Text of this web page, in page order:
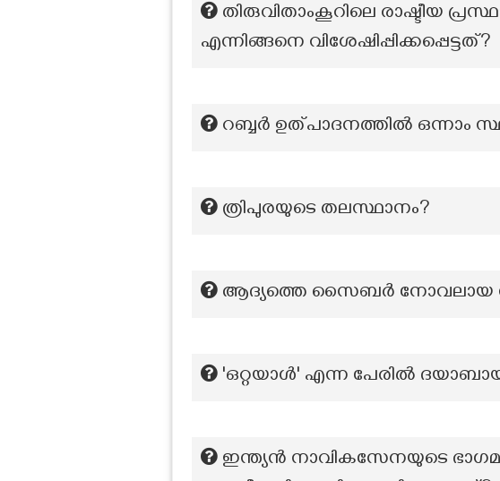
തിരുവിതാംകൂറിലെ രാഷ്ടീയ
എന്നിങ്ങനെ വിശേഷിപ്പിക്കപ്പെട്ടത്?
റബ്ബര്‍ ഉത്പാദനത്തില്‍ ഒന്നാം
ത്രിപുരയുടെ തലസ്ഥാനം?
ആദ്യത്തെ സൈബര്‍ നോവലായ
'ഒറ്റയാൾ' എന്ന പേരിൽ
ഇന്ത്യൻ നാവികസേനയുടെ